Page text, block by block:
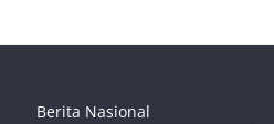
Berita Nasional